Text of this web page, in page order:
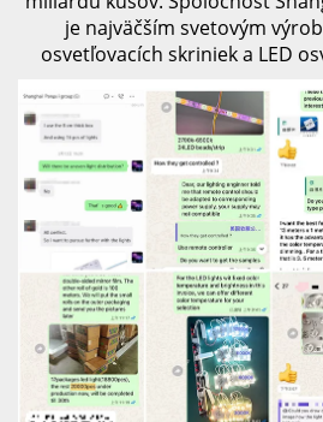
je najväčším svetovým
osvetľovacích skriniek a LED